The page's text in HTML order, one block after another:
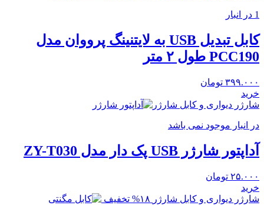
1 در انبار
کابل تبدیل USB به لایتنینگ پرووان مدل
PCC190 طول ۲ متر
۳۹۹.۰۰۰ تومان
خرید
شارژر دیواری و کابل شارژر
در انبار موجود نمی باشد
آداپتور شارژر USB پک دار مدل ZY-T030
۲۵.۰۰۰ تومان
خرید
شارژر دیواری و کابل شارژر ۱۸% تخفیف